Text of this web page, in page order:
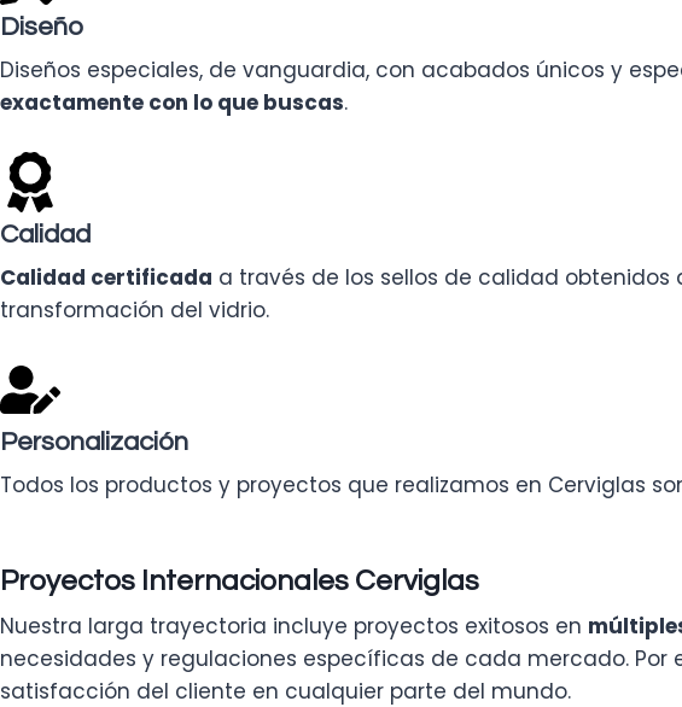
Diseño
Diseños especiales, de vanguardia, con acabados únicos y
exactamente con lo que buscas.
Calidad
Calidad certificada a través de los sellos de calidad
transformación del vidrio.
Personalización
Todos los productos y proyectos que realizamos en Cerviglas
Proyectos Internacionales Cerviglas
Nuestra larga trayectoria incluye proyectos exitosos en
necesidades y regulaciones específicas de cada mercado.
satisfacción del cliente en cualquier parte del mundo.